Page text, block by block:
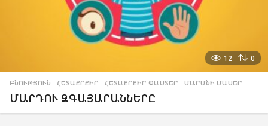
12 0
ԲՆՈՒԹՅՈՒՆ ,ՀԵՏԱՔՐՔԻՐ ,ՀԵՏԱՔՐՔԻՐ ՓԱՍՏԵՐ ,ՄԱՐՄՆԻ ՄԱՍԵՐ
ՄԱՐԴՈՒ ԶԳԱՅԱՐԱՆՆԵՐԸ